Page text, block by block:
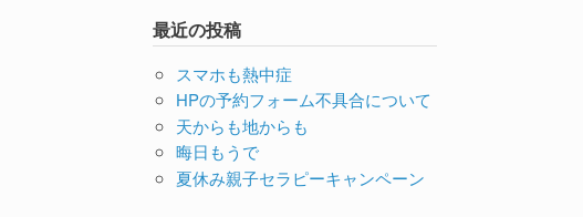
最近の投稿
スマホも熱中症
HPの予約フォーム不具合について
天からも地からも
晦日もうで
夏休み親子セラピーキャンペーン